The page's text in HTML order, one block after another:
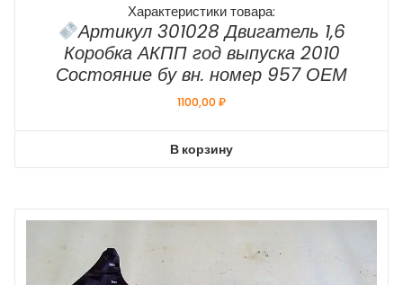
Характеристики товара:
Артикул 301028 Двигатель 1,6
Коробка АКПП год выпуска 2010
Состояние бу вн. номер 957 ОЕМ
1100,00₽
В корзину